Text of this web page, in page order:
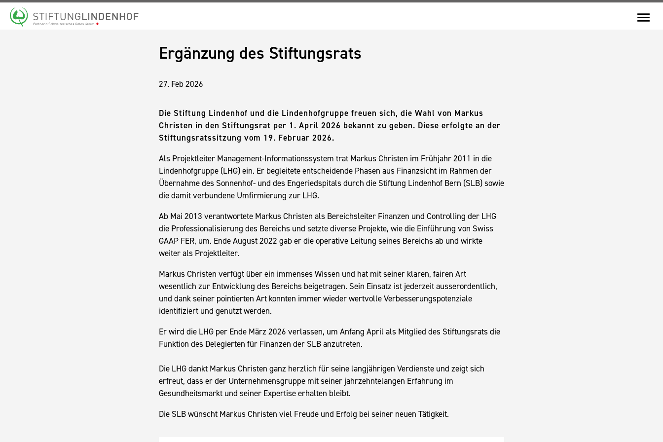
Ergänzung des Stiftungsrats
27. Feb 2026
Die Stiftung Lindenhof und die Lindenhofgruppe freuen sich, die Wahl von Markus
Christen in den Stiftungsrat per 1. April 2026 bekannt zu geben. Diese erfolgte an der
Stiftungsratssitzung vom 19. Februar 2026.
Als Projektleiter Management-Informationssystem trat Markus Christen im Frühjahr 2011 in die
Lindenhofgruppe (LHG) ein. Er begleitete entscheidende Phasen aus Finanzsicht im Rahmen der
Übernahme des Sonnenhof- und des Engeriedspitals durch die Stiftung Lindenhof Bern (SLB) sowie
die damit verbundene Umfirmierung zur LHG.
Ab Mai 2013 verantwortete Markus Christen als Bereichsleiter Finanzen und Controlling der LHG
die Professionalisierung des Bereichs und setzte diverse Projekte, wie die Einführung von Swiss
GAAP FER, um. Ende August 2022 gab er die operative Leitung seines Bereichs ab und wirkte
weiter als Projektleiter.
Markus Christen verfügt über ein immenses Wissen und hat mit seiner klaren, fairen Art
wesentlich zur Entwicklung des Bereichs beigetragen. Sein Einsatz ist jederzeit ausserordentlich,
und dank seiner pointierten Art konnten immer wieder wertvolle Verbesserungspotenziale
identifiziert und genutzt werden.
Er wird die LHG per Ende März 2026 verlassen, um Anfang April als Mitglied des Stiftungsrats die
Funktion des Delegierten für Finanzen der SLB anzutreten.
Die LHG dankt Markus Christen ganz herzlich für seine langjährigen Verdienste und zeigt sich
erfreut, dass er der Unternehmensgruppe mit seiner jahrzehntelangen Erfahrung im
Gesundheitsmarkt und seiner Expertise erhalten bleibt.
Die SLB wünscht Markus Christen viel Freude und Erfolg bei seiner neuen Tätigkeit.